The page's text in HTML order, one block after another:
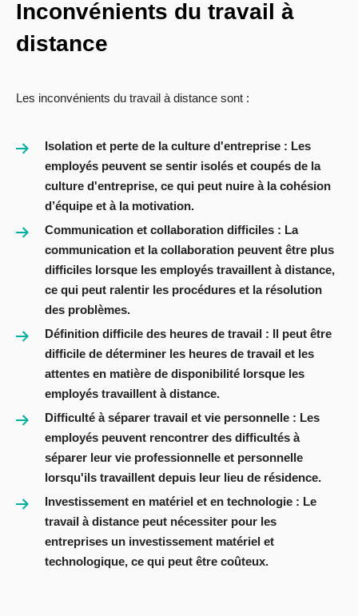
Inconvénients du travail à
distance
Les inconvénients du travail à distance sont :
Isolation et perte de la culture d'entreprise : Les
employés peuvent se sentir isolés et coupés de la
culture d'entreprise, ce qui peut nuire à la cohésion
d’équipe et à la motivation.
Communication et collaboration difficiles : La
communication et la collaboration peuvent être plus
difficiles lorsque les employés travaillent à distance,
ce qui peut ralentir les procédures et la résolution
des problèmes.
Définition difficile des heures de travail : Il peut être
difficile de déterminer les heures de travail et les
attentes en matière de disponibilité lorsque les
employés travaillent à distance.
Difficulté à séparer travail et vie personnelle : Les
employés peuvent rencontrer des difficultés à
séparer leur vie professionnelle et personnelle
lorsqu'ils travaillent depuis leur lieu de résidence.
Investissement en matériel et en technologie : Le
travail à distance peut nécessiter pour les
entreprises un investissement matériel et
technologique, ce qui peut être coûteux.